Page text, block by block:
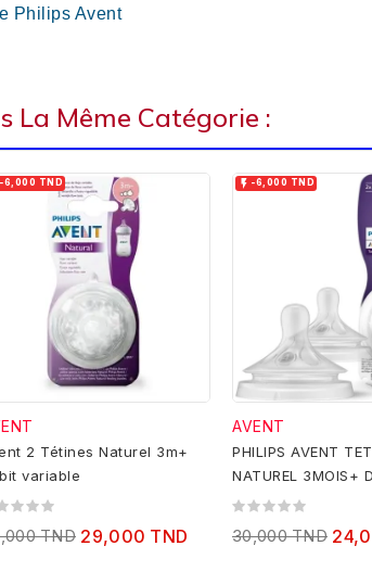
Philips Avent
La Même Catégorie :
-6,000 TND
2 Tétines Naturel 3m+
variable
TND 29,000 TND
 -6,000 TND
AVENT
PHILIPS AVENT
NATUREL 3MOIS+
PIECES
30,000 TND